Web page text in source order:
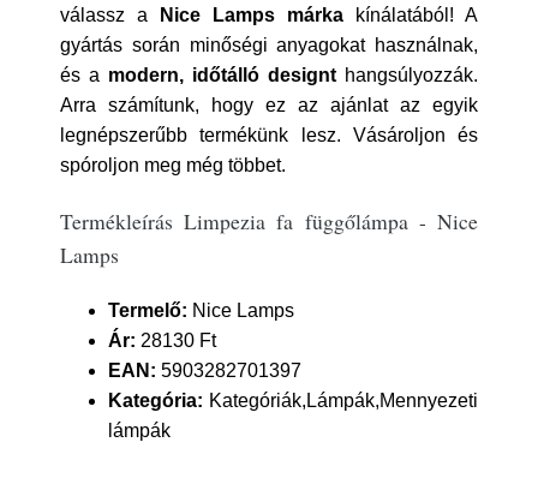
válassz a
Nice Lamps márka kínálatából! A
gyártás során minőségi anyagokat használnak,
és a modern, időtálló designt hangsúlyozzák.
Arra számítunk, hogy ez az ajánlat az egyik
legnépszerűbb termékünk lesz. Vásároljon és
spóroljon meg még többet.
Termékleírás Limpezia fa függőlámpa - Nice
Lamps
Termelő: Nice Lamps
Ár: 28130 Ft
EAN: 5903282701397
Kategória: Kategóriák,Lámpák,Mennyezeti
lámpák